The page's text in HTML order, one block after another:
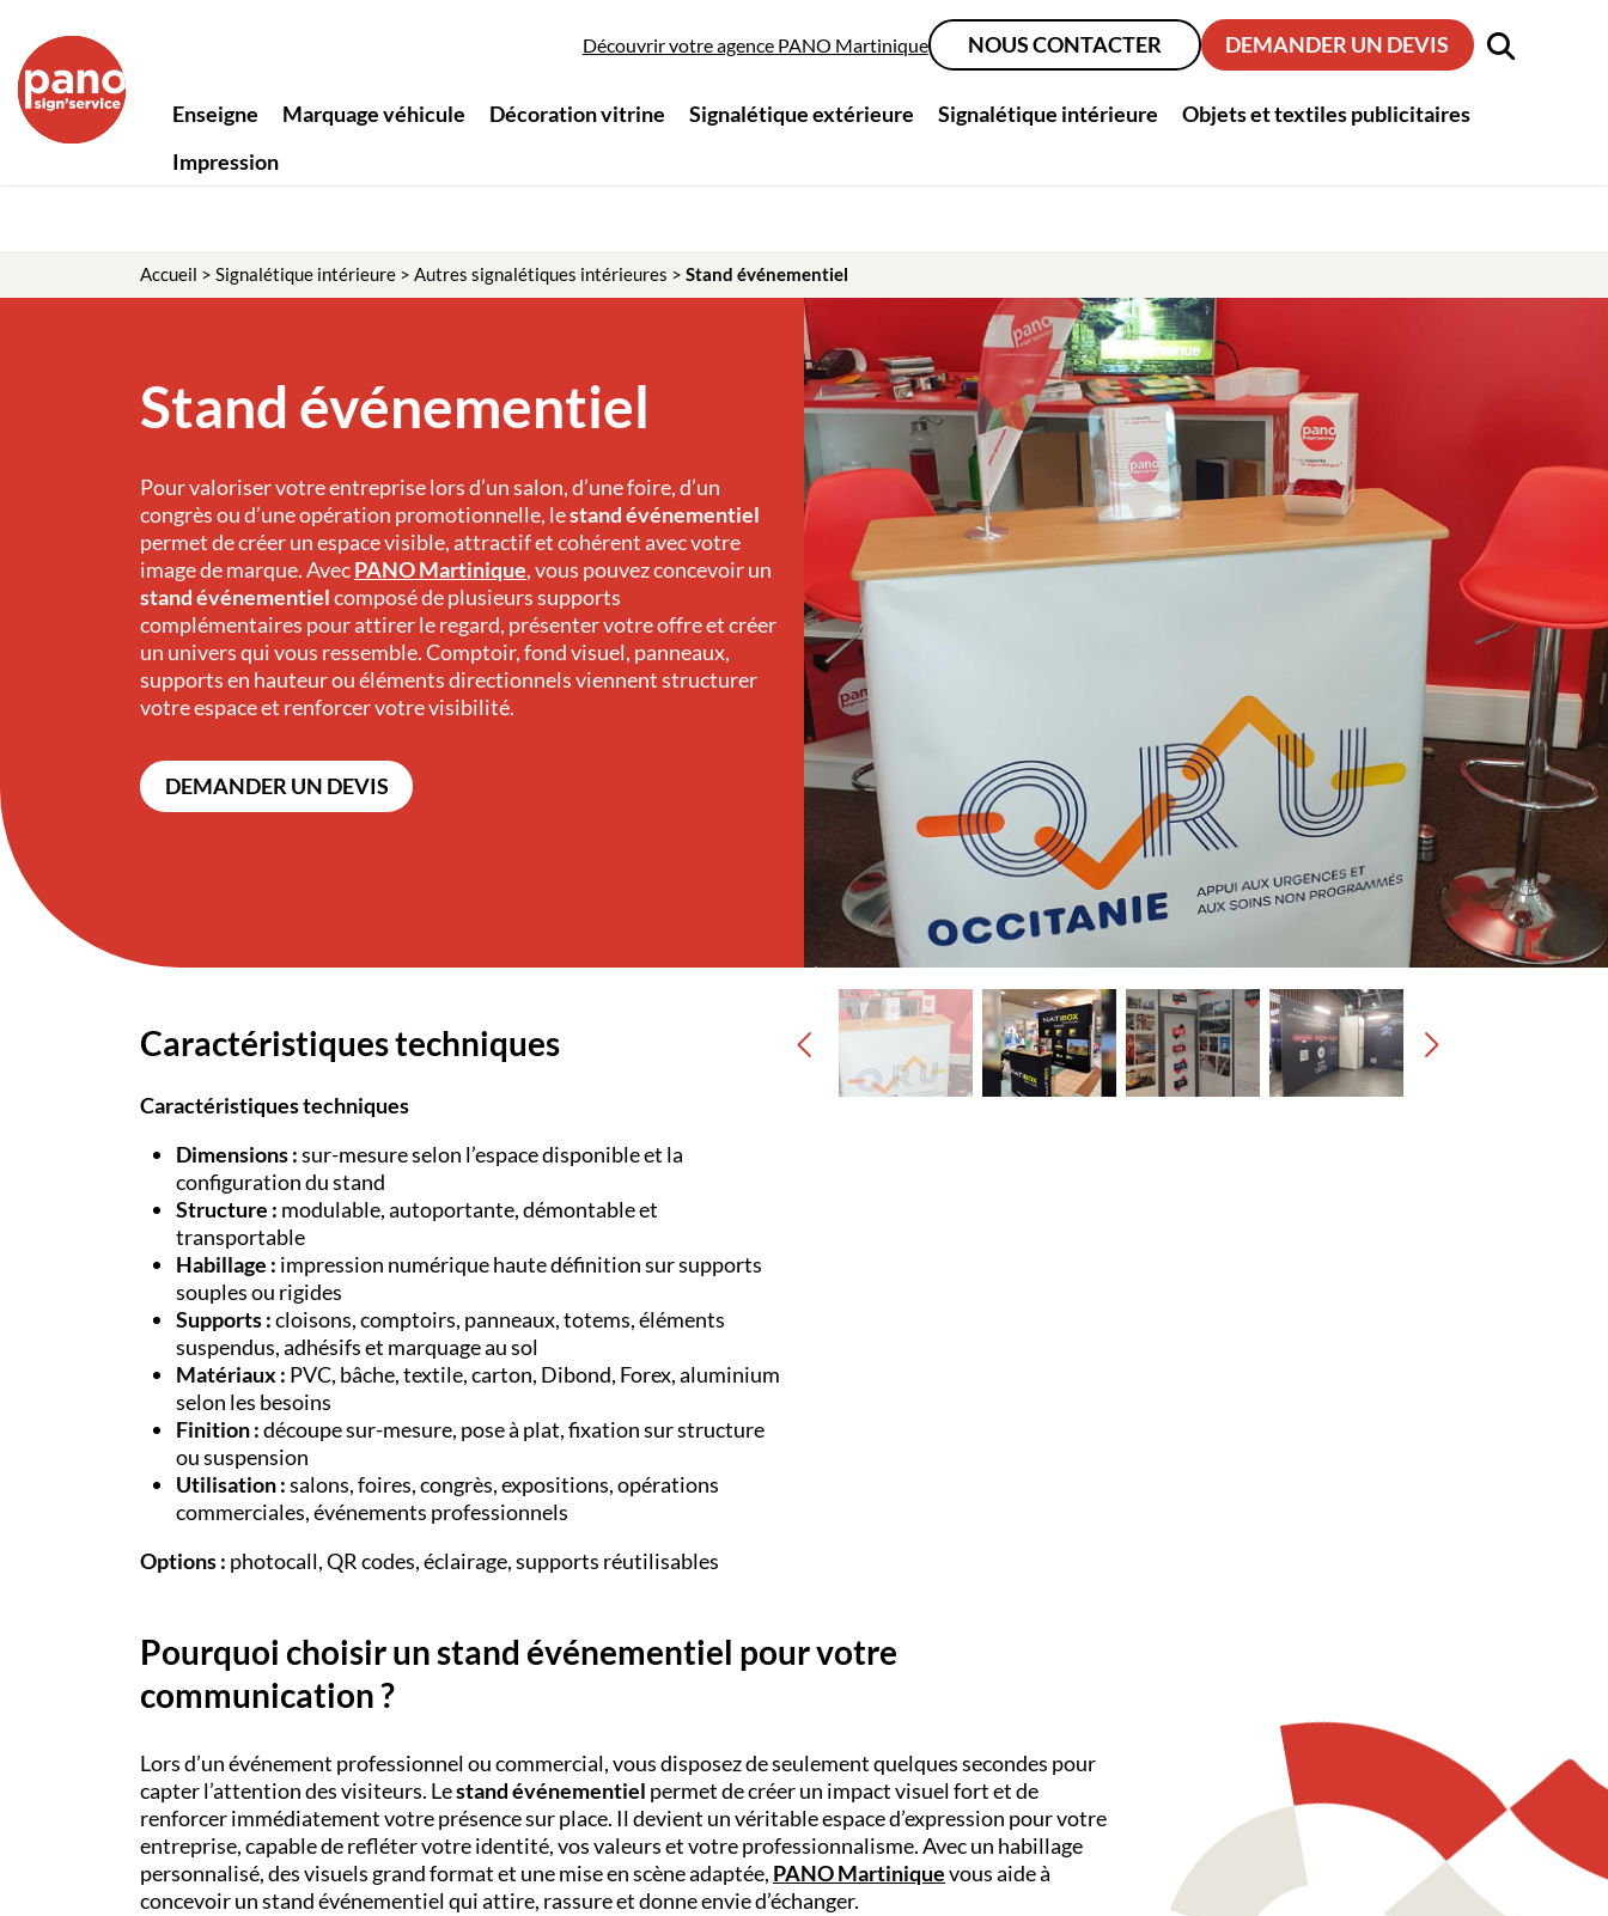
Enseigne Marquage véhicule Décoration vitrine Signalétique extérieure Signalétique intérieure
Objets et textiles publicitaires
Impression
Découvrir votre agence PANO Martinique NOUS CONTACTER DEMANDER UN DEVIS
Accueil > Signalétique intérieure > Autres signalétiques intérieures > Stand événementiel
Stand événementiel
Pour valoriser votre entreprise lors d’un salon, d’une foire, d’un
congrès ou d’une opération promotionnelle, lestand événementiel
permet de créer un espace visible, attractif et cohérent avec votre
image de marque. AvecPANO Martinique, vous pouvez concevoir un
stand événementielcomposé de plusieurs supports
complémentaires pour attirer le regard, présenter votre offre et créer
un univers qui vous ressemble. Comptoir, fond visuel, panneaux,
supports en hauteur ou éléments directionnels viennent structurer
votre espace et renforcer votre visibilité.
DEMANDER UN DEVIS
Caractéristiques techniques
Caractéristiques techniques
Dimensions :sur-mesure selon l’espace disponible et la
configuration du stand
Structure : modulable, autoportante, démontable et
transportable
Habillage : impression numérique haute définition sur supports
souples ou rigides
Supports :cloisons, comptoirs, panneaux, totems, éléments
suspendus, adhésifs et marquage au sol
Matériaux : PVC, bâche, textile, carton, Dibond, Forex, aluminium
selon les besoins
Finition :découpe sur-mesure, pose à plat, fixation sur structure
ou suspension
Utilisation :salons, foires, congrès, expositions, opérations
commerciales, événements professionnels
Options : photocall, QR codes, éclairage, supports réutilisables
Pourquoi choisir un stand événementiel pour votre
communication ?
Lors d’un événement professionnel ou commercial, vous disposez de seulement quelques secondes pour
capter l’attention des visiteurs. Lestand événementiel permet de créer un impact visuel fort et de
renforcer immédiatement votre présence sur place. Il devient un véritable espace d’expression pour votre
entreprise, capable de refléter votre identité, vos valeurs et votre professionnalisme. Avec un habillage
personnalisé, des visuels grand format et une mise en scène adaptée, PANO Martiniquevous aide à
concevoir un stand événementiel qui attire, rassure et donne envie d’échanger.